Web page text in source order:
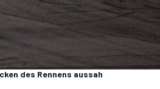
des Rennens aussah